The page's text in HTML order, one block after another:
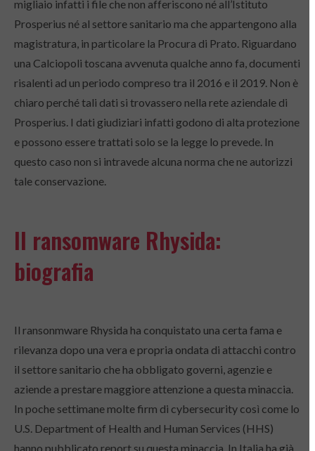
migliaio infatti i file che non afferiscono né all’Istituto
Prosperius né al settore sanitario ma che appartengono alla
magistratura, in particolare la Procura di Prato. Riguardano
una Calciopoli toscana avvenuta qualche anno fa, documenti
risalenti ad un periodo compreso tra il 2016 e il 2019. Non è
chiaro perché tali dati si trovassero nella rete aziendale di
Prosperius. I dati giudiziari infatti godono di alta protezione
e possono essere trattati solo se la legge lo prevede. In
questo caso non si intravede alcuna norma che ne autorizzi
tale conservazione.
Il ransomware Rhysida:
biografia
Il ransonmware Rhysida ha conquistato una certa fama e
rilevanza dopo una vera e propria ondata di attacchi contro
il settore sanitario che ha obbligato governi, agenzie e
aziende a prestare maggiore attenzione a questa minaccia.
In poche settimane molte firm di cybersecurity così come lo
U.S. Department of Health and Human Services (HHS)
hanno pubblicato report su questa minaccia. In Italia ha già